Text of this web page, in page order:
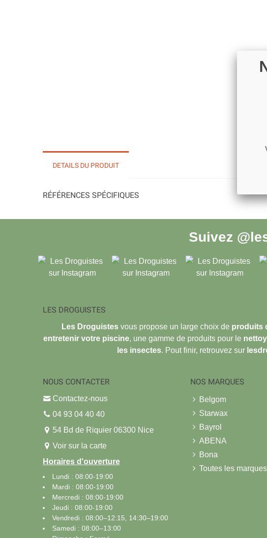
DETAILS DU PRODUIT
RÉFÉRENCES SPÉCIFIQUES
Suivez
LES DROGUISTES
Les Droguistesvous propose un large choix de produits
entretenir votre piscine, une gamme de produits pour le
les insectes. Pout finir, retrouvez sur
NOUS CONTACTER
Contactez-nous
04 93 04 40 40
54 Bd de Riquier 06300 Nice
Voir sur la carte
Horaires d'ouverture
Lundi : 08:00-19:00
Mardi : 08:00-19:00
Mercredi : 08:00-19:00
Jeudi : 08:00-19:00
Vendredi : 08:00–12:15, 14:30–19:00
Samedi : 08:00–13:00
NOS MARQUES
Belgom
Starwax
Bayrol
ABENA
Bona
Toutes les marques